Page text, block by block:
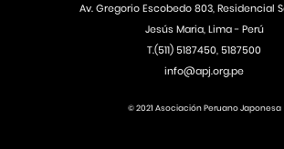
Av. Gregorio Escobedo 803, Residencial
Jesús Maria, Lima - Perú
T.(511) 5187450, 5187500
info@apj.org.pe
© 2021 Asociación Peruano Japonesa